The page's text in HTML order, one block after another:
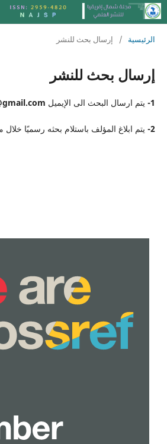
الرئيسية / إرسال بحث للنشر
إرسال بحث للنشر
1- يتم ارسال البحث الى الإيميل
2- يتم ابلاغ المؤلف باستلام بحثه رسميًا خلال